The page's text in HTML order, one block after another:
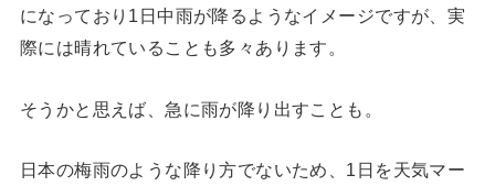
になっており1日中雨が降るようなイメージですが、実
際には晴れていることも多々あります。
そうかと思えば、急に雨が降り出すことも。
日本の梅雨のような降り方でないため、1日を天気マー